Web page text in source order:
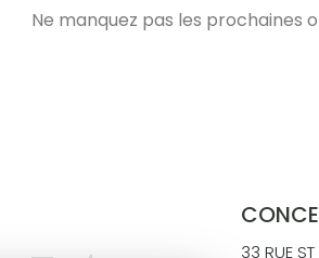
Ne manquez pas les prochaines
33 RUE